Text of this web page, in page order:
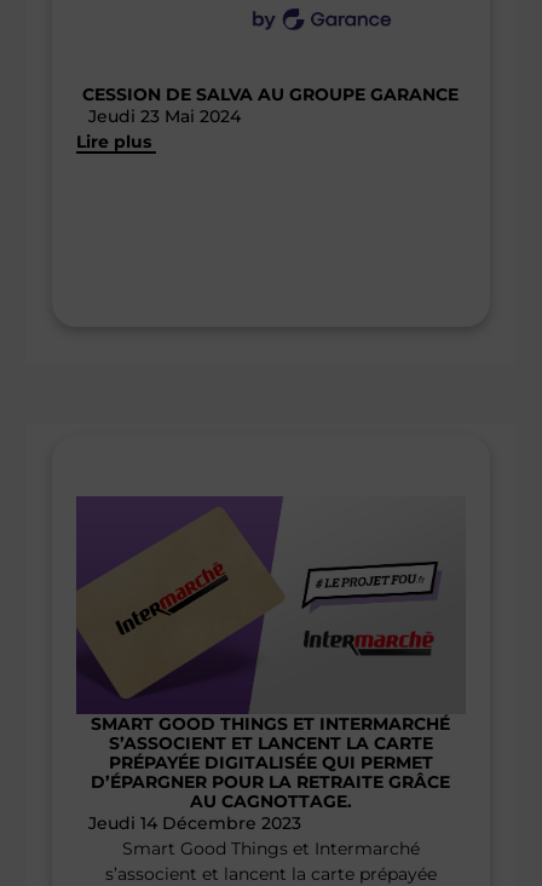
CESSION DE SALVA AU GROUPE GARANCE
Jeudi 23 Mai 2024
Lire plus
SMART GOOD THINGS ET INTERMARCHÉ
S’ASSOCIENT ET LANCENT LA CARTE
PRÉPAYÉE DIGITALISÉE QUI PERMET
D’ÉPARGNER POUR LA RETRAITE GRÂCE
AU CAGNOTTAGE.
Jeudi 14 Décembre 2023
Smart Good Things et Intermarché
s’associent et lancent la carte prépayée